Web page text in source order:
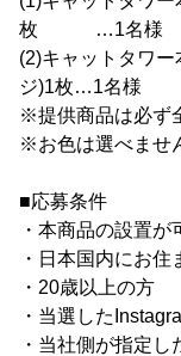
枚 …1名様
(2)キャットタワ
ジ)1枚…1名様
※提供商品は必ず
※お色は選べませ
■応募条件
・本商品の設置
・日本国内にお住
・20歳以上の方
・当選した
・当社側が指定